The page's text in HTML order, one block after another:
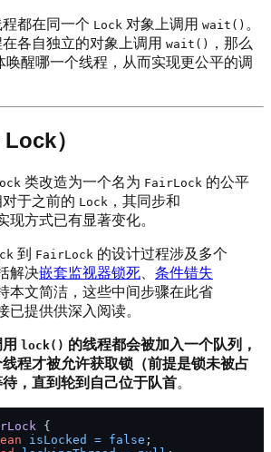
都在同一个 Lock 对象上调用 wait() 。
各自独立的对象上调用 wait() ，那么
唤醒哪一个线程，从而实现更公平的调
）
类改造为一个名为 FairLock 的公平
于之前的 Lock ，其同步和
现方式已有显著变化。
到 FairLock 的设计过程涉及多个
解决嵌套监视器锁死
条件错失
本文简洁，这些中间步骤在此省
已提供供深入阅读。
lock() 的线程都会被加入一个队列，
程才被允许获取锁（前提是锁未被占
，直到轮到自己位于队首。
{
isLocked = false ;